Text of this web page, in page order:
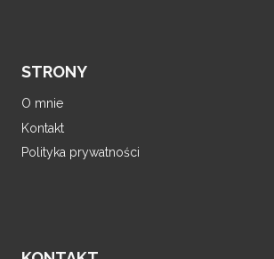
STRONY
O mnie
Kontakt
Polityka prywatności